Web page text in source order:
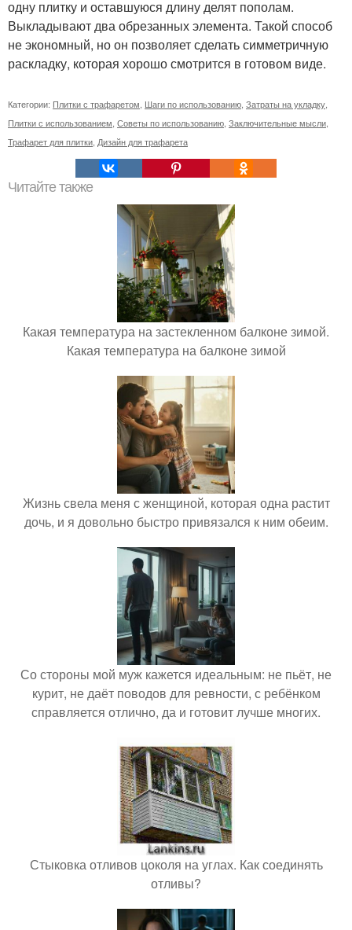
одну плитку и оставшуюся длину делят пополам.
Выкладывают два обрезанных элемента. Такой способ
не экономный, но он позволяет сделать симметричную
раскладку, которая хорошо смотрится в готовом виде.
Категории: Плитки с трафаретом Шаги по использованию Затраты на укладку
Плитки с использованием Советы по использованию Заключительные мысли
Трафарет для плитки Дизайн для трафарета
Читайте также
Какая температура на застекленном балконе зимой.
Какая температура на балконе зимой
Жизнь свела меня с женщиной, которая одна растит
дочь, и я довольно быстро привязался к ним обеим.
Со стороны мой муж кажется идеальным: не пьёт, не
курит, не даёт поводов для ревности, с ребёнком
справляется отлично, да и готовит лучше многих.
Стыковка отливов цоколя на углах. Как соединять
отливы?